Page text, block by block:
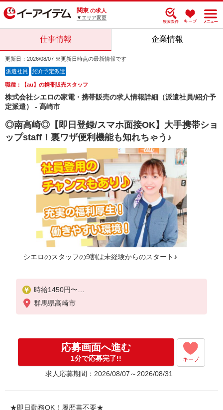
関東 の求人
▼エリア変更
仕事情報 企業情報
更新日：2026/08/07 ※更新日時点の最新情報です
派遣社員 紹介予定派遣
職種：【au】の携帯販売スタッフ
株式会社シエロの家電・携帯販売の求人情報詳細（派遣社員/紹介予
定派遣） - 高崎市
◎南高崎◎【即日登録/スマホ面接OK】大手携帯ショ
ップstaff！裏ワザ便利機能も知れちゃう♪
シエロのスタッフの9割は未経験からのスタート♪
時給1450円〜
※残業代支給
★交通費別途支給（規定あり）
入社祝い金10万円支給(規定有)
お友達を紹介頂くと,
インセンティブ支給(規定有)
゜・。○。・゜+゜・。○。・゜+゜
群馬県高崎市
応募画面へ進む
1分で応募完了!! キープ
求人応募期間：2026/08/07～2026/08/31
★即日勤務OK！履歴書不要★